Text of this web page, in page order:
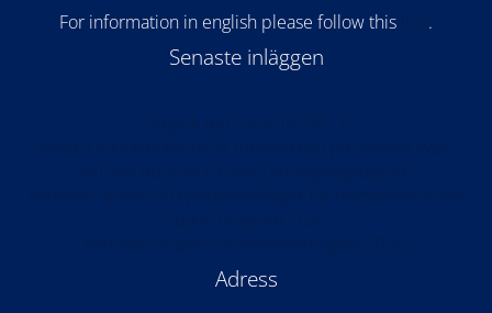
For information in english please follow this
.
Senaste inläggen
Adress